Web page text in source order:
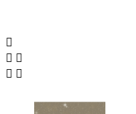

 
 